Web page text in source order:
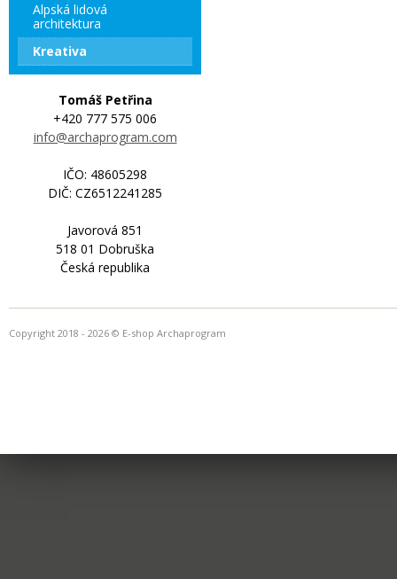
Alpská lidová
architektura
Kreativa
Tomáš Petřina
+420 777 575 006
info@archaprogram.com
IČO: 48605298
DIČ: CZ6512241285
Javorová 851
518 01 Dobruška
Česká republika
Copyright 2018 - 2026 © E-shop Archaprogram